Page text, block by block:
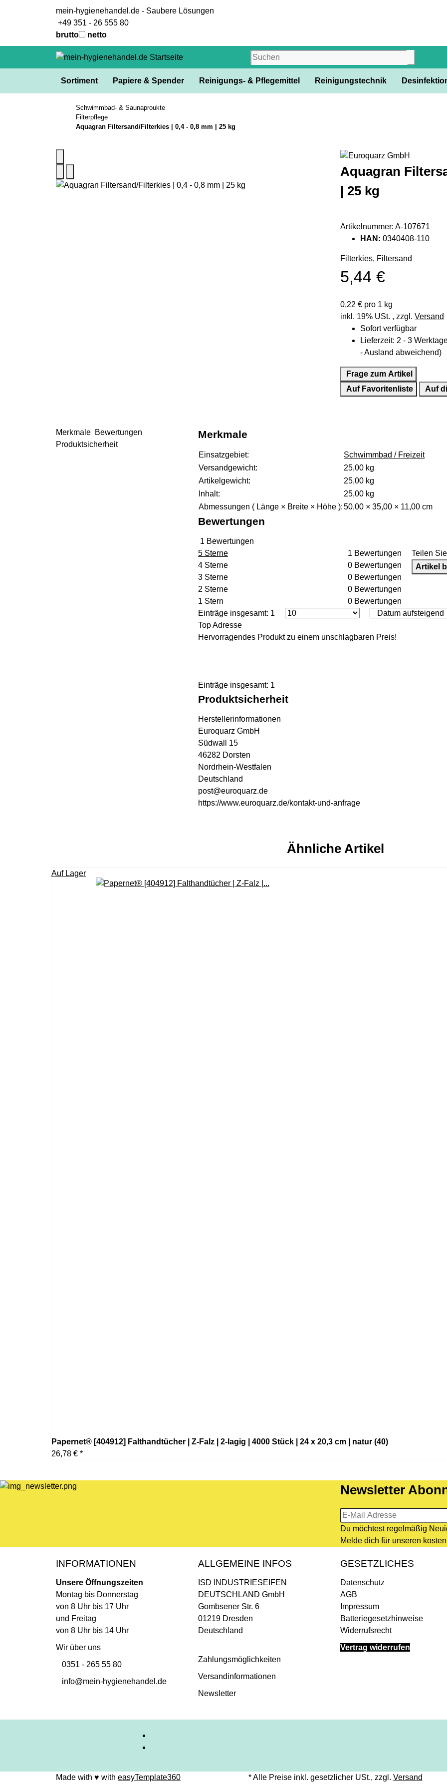
mein-hygienehandel.de - Saubere Lösungen
+49 351 - 26 555 80
brutto
netto
Sortiment Papiere & Spender Reinigungs- & Pflegemittel Reinigungstechnik
Schwimmbad- & Saunaproukte
Filterpflege
Aquagran Filtersand/Filterkies | 0,4 - 0,8 mm | 25 kg
Aquagran
| 25 kg
Artikelnummer: A-107671
HAN: 0340408-110
Filterkies, Filtersand
5,44 €
0,22 € pro 1 kg
inkl. 19% USt. , zzgl. Versand
Sofort verfügbar
Lieferzeit: 2 - 3
- Ausland abweichend)
Frage zum Artikel
Auf Favoritenliste
Auf
Merkmale Bewertungen
Produktsicherheit
Merkmale
Produkteigenschaft
Wert
Einsatzgebiet:
Schwimmbad / Freizeit
Versandgewicht:
25,00 kg
Artikelgewicht:
25,00 kg
Inhalt:
25,00 kg
Abmessungen ( Länge × Breite × Höhe ):50,00 × 35,00 × 11,00 cm
Bewertungen
1 Bewertungen
5 Sterne
1 Bewertungen
4 Sterne
0 Bewertungen
3 Sterne
0 Bewertungen
2 Sterne
0 Bewertungen
1 Stern
0 Bewertungen
Teilen
Artikel
Einträge insgesamt: 1
Top Adresse
Hervorragendes Produkt zu einem unschlagbaren Preis!
Einträge insgesamt: 1
Produktsicherheit
Herstellerinformationen
Euroquarz GmbH
Südwall 15
46282 Dorsten
Nordrhein-Westfalen
Deutschland
post@euroquarz.de
https://www.euroquarz.de/kontakt-und-anfrage
Ähnliche Artikel
Auf Lager
Papernet® [404912] Falthandtücher | Z-Falz | 2-lagig | 4000 Stück | 24 x 20,3 cm | natur (40)
26,78 € *
Newsletter
Newsletter-
Du möchtest regelmäßig
Melde dich für unseren
INFORMATIONEN
Unsere Öffnungszeiten
Montag bis Donnerstag
von 8 Uhr bis 17 Uhr
und Freitag
von 8 Uhr bis 14 Uhr
Wir über uns
0351 - 265 55 80
info@mein-hygienehandel.de
ALLGEMEINE INFOS
ISD INDUSTRIESEIFEN
DEUTSCHLAND GmbH
Gombsener Str. 6
01219 Dresden
Deutschland
Zahlungsmöglichkeiten
Versandinformationen
Newsletter
GESETZLICHES
Datenschutz
AGB
Impressum
Batteriegesetzhinweise
Widerrufsrecht
Vertrag widerrufen
Made with ♥ with easyTemplate360 * Alle Preise inkl. gesetzlicher USt., zzgl. Versand